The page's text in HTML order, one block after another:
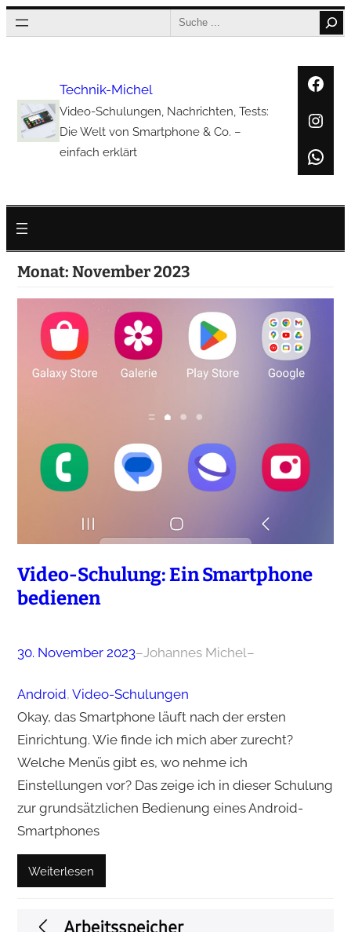
Zum
Inhalt
Search
Technik-Michel
Video-Schulungen, Nachrichten, Tests:
Die Welt von Smartphone & Co. –
einfach erklärt
Monat: November 2023
Video-Schulung: Ein Smartphone
bedienen
30. November 2023–Johannes Michel–
Android, Video-Schulungen
Okay, das Smartphone läuft nach der ersten
Einrichtung. Wie finde ich mich aber zurecht?
Welche Menüs gibt es, wo nehme ich
Einstellungen vor? Das zeige ich in dieser Schulung
zur grundsätzlichen Bedienung eines Android-
Smartphones
Weiterlesen